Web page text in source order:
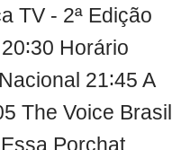
TV - 2ª Edição
Horário
21∶45 A
The Voice Brasil
Porchat